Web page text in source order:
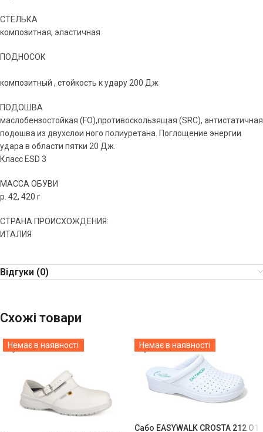
СТЕЛЬКА
композитная, эластичная
ПОДНОСОК
композитный , стойкость к удару 200 Дж
ПОДОШВА
маслобензостойкая (FO),противоскользящая (SRС), антистатичная
подошва из двухслои ного полиуретана. Поглощение энергии
удара в области пятки 20 Дж.
Класс ESD 3
МАССА ОБУВИ
р. 42, 420 г
СТРАНА ПРОИСХОЖДЕНИЯ:
ИТАЛИЯ
Відгуки (0)
Схожі товари
Немає в наявності Немає в наявності
Сабо EASYWALK CROSTA 212 O1